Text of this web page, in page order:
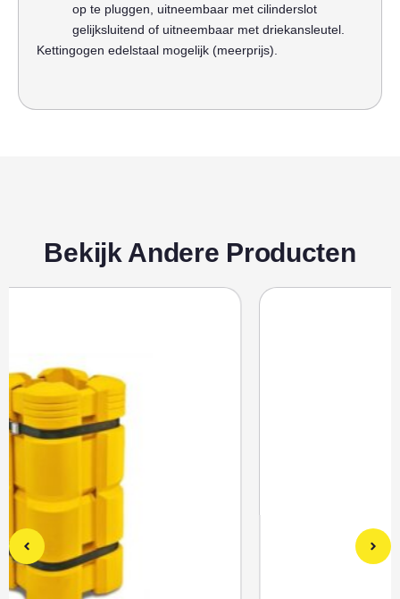
op te pluggen, uitneembaar met cilinderslot
gelijksluitend of uitneembaar met driekansleutel.
Kettingogen edelstaal mogelijk (meerprijs).
Bekijk Andere Producten